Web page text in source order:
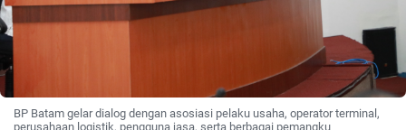
BP Batam gelar dialog dengan asosiasi pelaku usaha, operator terminal,
perusahaan logistik, pengguna jasa, serta berbagai pemangku